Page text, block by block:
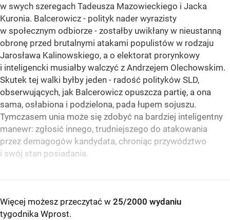
w swych szeregach Tadeusza Mazowieckiego i Jacka
Kuronia. Balcerowicz - polityk nader wyrazisty
w społecznym odbiorze - zostałby uwikłany w nieustanną
obronę przed brutalnymi atakami populistów w rodzaju
Jarosława Kalinowskiego, a o elektorat prorynkowy
i inteligencki musiałby walczyć z Andrzejem Olechowskim.
Skutek tej walki byłby jeden - radość polityków SLD,
obserwujących, jak Balcerowicz opuszcza partię, a ona
sama, osłabiona i podzielona, pada łupem sojuszu.
Tymczasem unia może się zdobyć na bardziej inteligentny
manewr: zgłosić innego, trudniejszego do atakowania
przez demagogów kandydata, chroniąc przywództwo
i swój stan posiadania.
Więcej możesz przeczytać w 25/2000 wydaniu
tygodnika Wprost.